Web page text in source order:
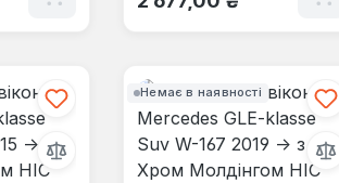
Немає в наявності